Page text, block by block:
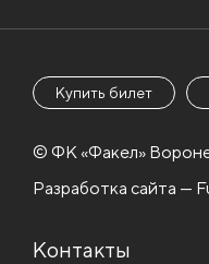
Купить билет
© ФК «Факел»
Разработка сайта —
Контакты